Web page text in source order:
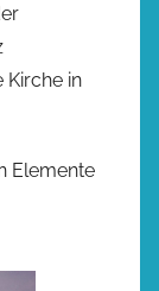
Kirche in
Elemente